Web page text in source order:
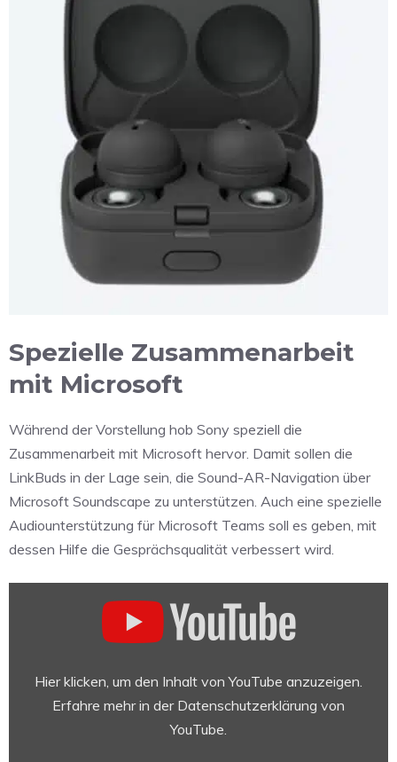
Spezielle Zusammenarbeit
mit Microsoft
Während der Vorstellung hob Sony speziell die
Zusammenarbeit mit Microsoft hervor. Damit sollen die
LinkBuds in der Lage sein, die Sound-AR-Navigation über
Microsoft Soundscape zu unterstützen. Auch eine spezielle
Audiounterstützung für Microsoft Teams soll es geben, mit
dessen Hilfe die Gesprächsqualität verbessert wird.
2022“Hier klicken, um den Inhalt von YouTube anzuzeigen.
Erfahre mehr in der Datenschutzerklärung von
YouTube